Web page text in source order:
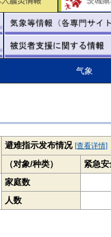
气象
避难指示发布情况 [查看详情]
（对象/种类） 紧急
家庭数
人数